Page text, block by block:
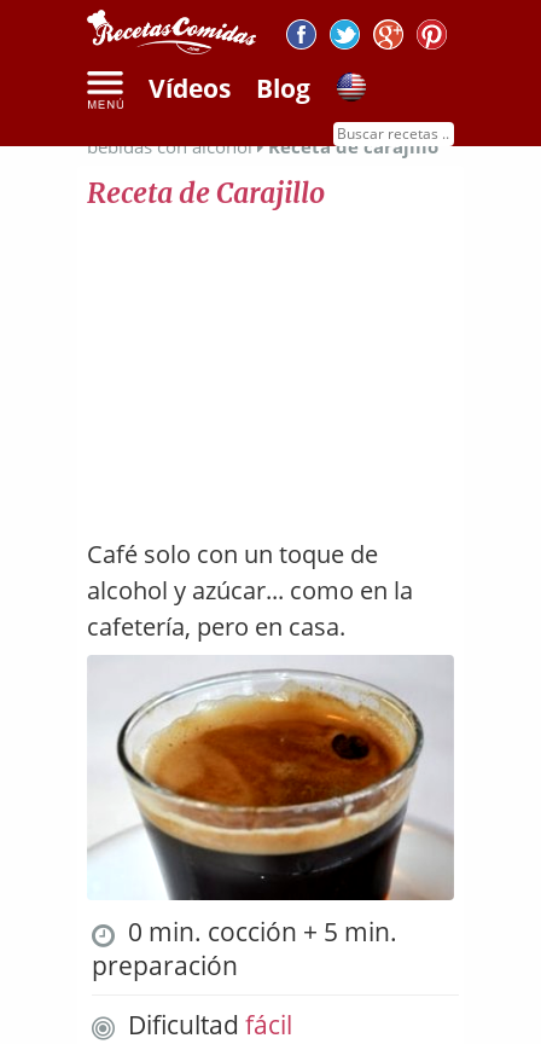
Vídeos Blog
Recetas de
bebidas con alcohol
Receta de carajillo
Receta de Carajillo
Café solo con un toque de
alcohol y azúcar... como en la
cafetería, pero en casa.
0 min. cocción + 5 min.
preparación
Dificultad fácil